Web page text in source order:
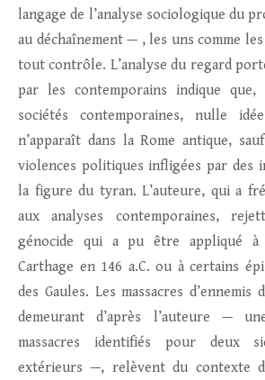
langage de l’analyse sociologique du
au déchaînement — , les uns comme
tout contrôle. L’analyse du regard
par les contemporains indique que,
sociétés contemporaines, nulle
n’apparaît dans la Rome antique,
violences politiques infligées par des
la figure du tyran. L’auteure, qui a
aux analyses contemporaines,
génocide qui a pu être appliqué à
Carthage en 146 a.C. ou à certains
des Gaules. Les massacres d’ennemis
demeurant d’après l’auteure ­—
massacres identifiés pour deux
extérieurs —, relèvent du contexte